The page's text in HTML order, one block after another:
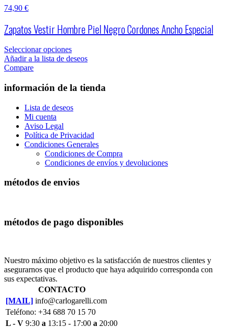
74,90 €
Zapatos Vestir Hombre Piel Negro Cordones Ancho Especial
Seleccionar opciones
Añadir a la lista de deseos
Compare
información de la tienda
Lista de deseos
Mi cuenta
Aviso Legal
Política de Privacidad
Condiciones Generales
Condiciones de Compra
Condiciones de envíos y devoluciones
métodos de envios
métodos de pago disponibles
Nuestro máximo objetivo es la satisfacción de nuestros clientes y
asegurarnos que el producto que haya adquirido corresponda con
sus expectativas.
CONTACTO
[MAIL] info@carlogarelli.com
Teléfono: +34 688 70 15 70
L - V 9:30 a 13:15 - 17:00 a 20:00